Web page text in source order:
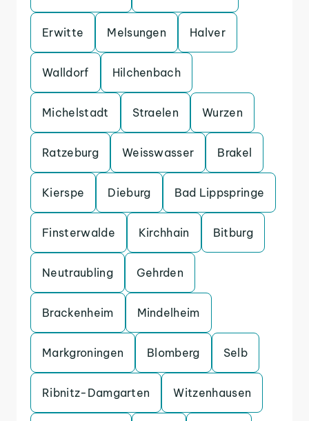
Erwitte Melsungen Halver
Walldorf Hilchenbach
Michelstadt Straelen Wurzen
Ratzeburg Weisswasser Brakel
Kierspe Dieburg Bad Lippspringe
Finsterwalde Kirchhain Bitburg
Neutraubling Gehrden
Brackenheim Mindelheim
Markgroningen Blomberg Selb
Ribnitz-Damgarten Witzenhausen